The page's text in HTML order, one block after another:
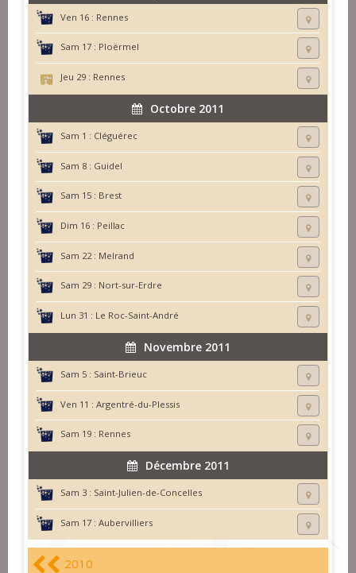
Ven 16 : Rennes
Sam 17 : Ploërmel
Jeu 29 : Rennes
Octobre 2011
Sam 1 : Cléguérec
Sam 8 : Guidel
Sam 15 : Brest
Dim 16 : Peillac
Sam 22 : Melrand
Sam 29 : Nort-sur-Erdre
Lun 31 : Le Roc-Saint-André
Novembre 2011
Sam 5 : Saint-Brieuc
Ven 11 : Argentré-du-Plessis
Sam 19 : Rennes
Décembre 2011
Sam 3 : Saint-Julien-de-Concelles
Sam 17 : Aubervilliers
2010